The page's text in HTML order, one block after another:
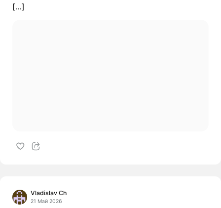
[…]
Vladislav Ch
21 Май 2026